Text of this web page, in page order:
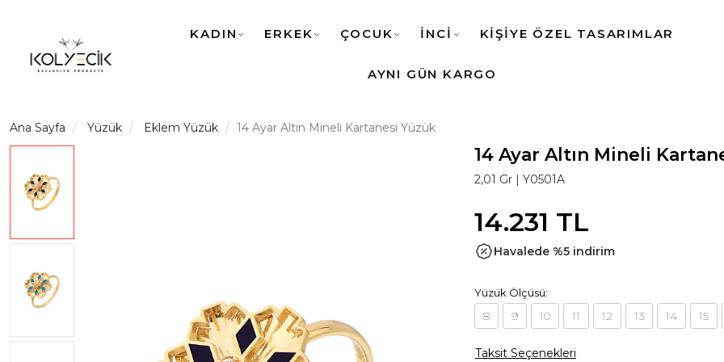
KADIN ERKEK ÇOCUK İNCİ KİŞİYE ÖZEL TASARIMLAR
AYNI GÜN KARGO
Ana Sayfa Yüzük Eklem Yüzük 14 Ayar Altın Mineli Kartanesi Yüzük
14 Ayar Altın Mineli
2,01 Gr | Y0501A
14.231 TL
Havalede %5 indirim
Yüzük Ölçüsü:
8 9 10 11 12 13 14 15
Taksit Seçenekleri